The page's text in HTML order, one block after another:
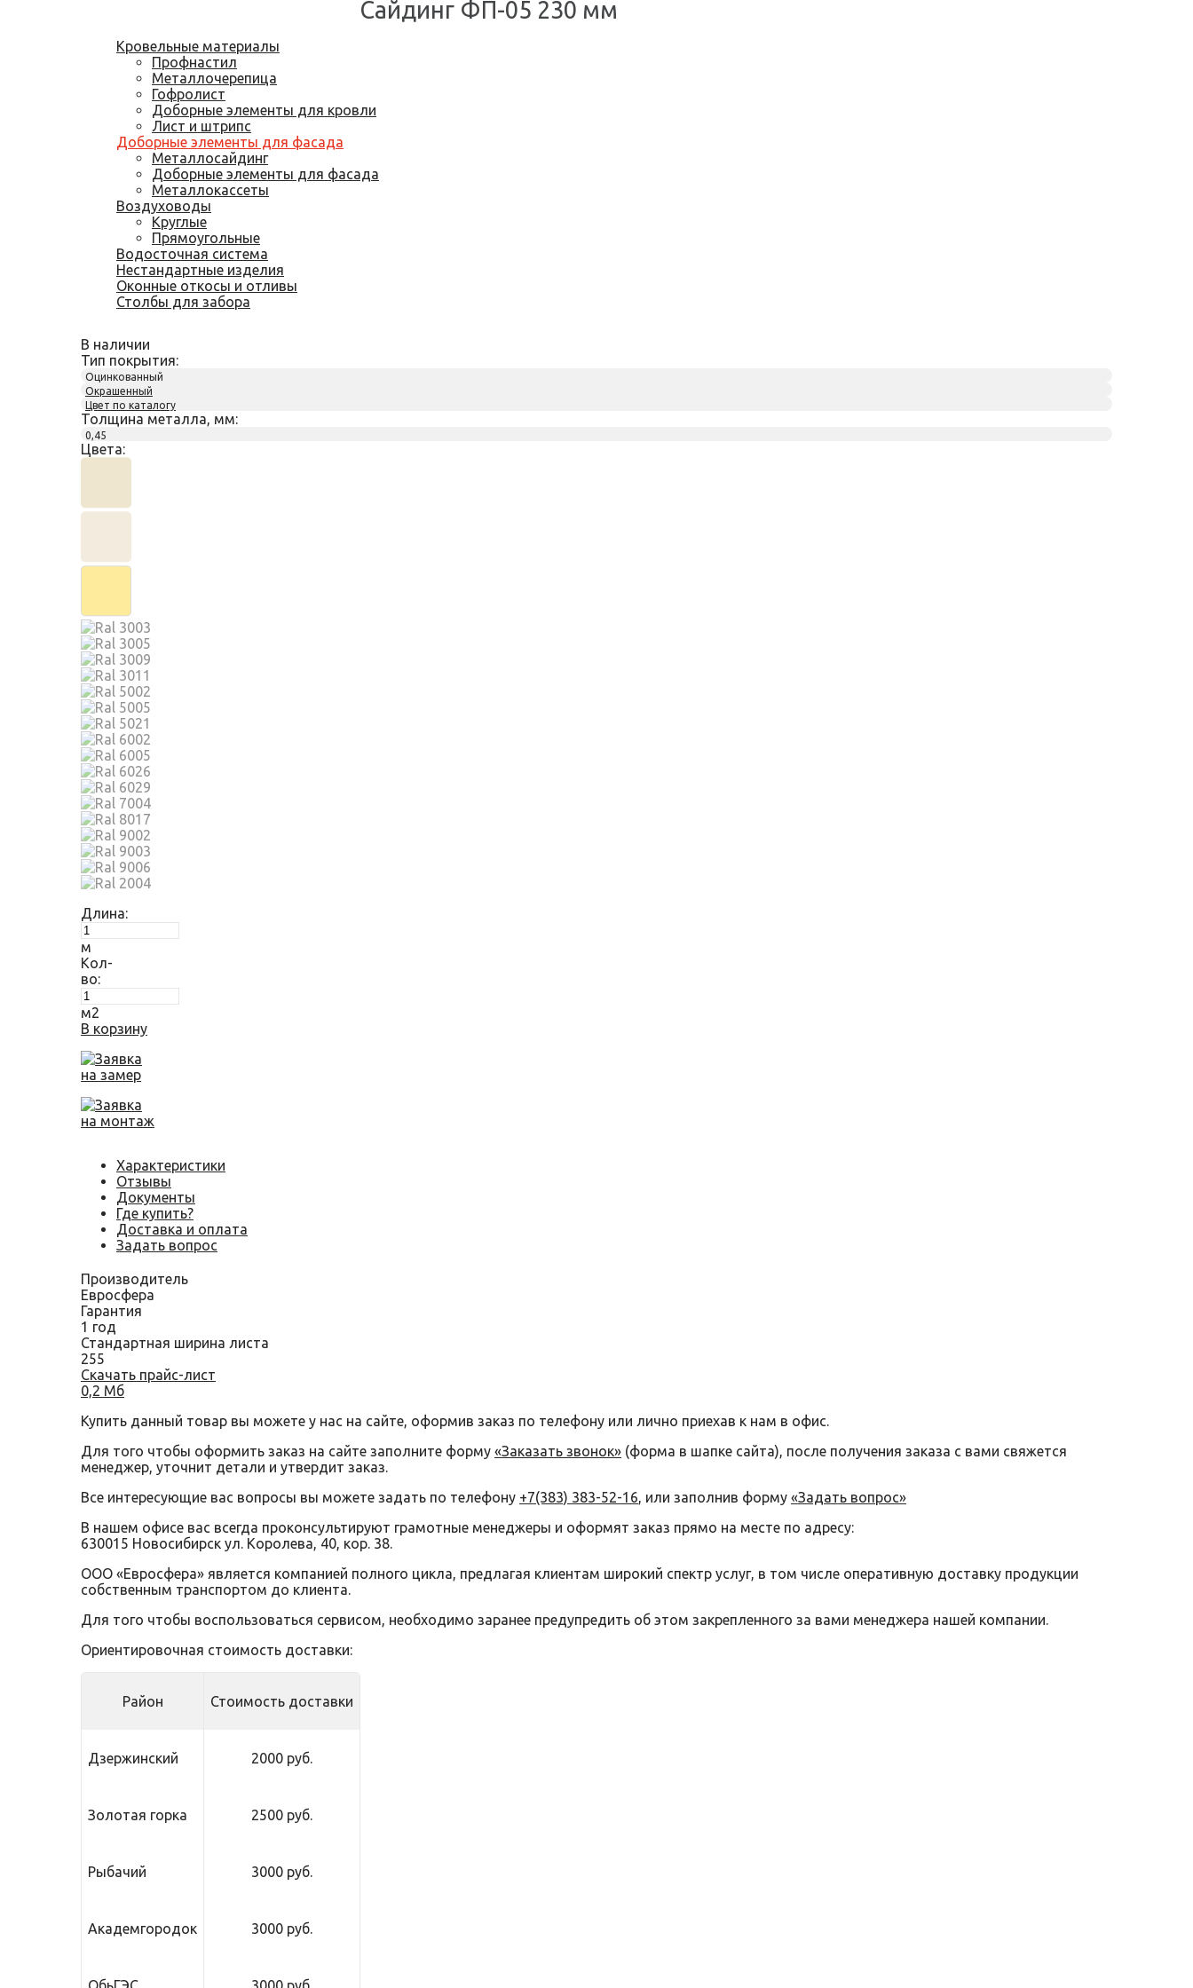
Сайдинг ФП-05 230 мм
Кровельные материалы
Профнастил
Металлочерепица
Гофролист
Доборные элементы для кровли
Лист и штрипс
Доборные элементы для фасада
Металлосайдинг
Доборные элементы для фасада
Металлокассеты
Воздуховоды
Круглые
Прямоугольные
Водосточная система
Нестандартные изделия
Оконные откосы и отливы
Столбы для забора
В наличии
Тип покрытия:
Оцинкованный
Окрашенный
Цвет по каталогу
Толщина металла, мм:
0,45
Цвета:
Длина:
м
Кол-
во:
м2
В корзину
Заявка
на замер
Заявка
на монтаж
Характеристики
Отзывы
Документы
Где купить?
Доставка и оплата
Задать вопрос
Производитель
Евросфера
Гарантия
1 год
Стандартная ширина листа
255
Скачать прайс-лист
0,2 Мб
Купить данный товар вы можете у нас на сайте, оформив заказ по телефону или лично приехав к нам в офис.
Для того чтобы оформить заказ на сайте заполните форму «Заказать звонок» (форма в шапке сайта), после получения заказа с вами свяжется
менеджер, уточнит детали и утвердит заказ.
Все интересующие вас вопросы вы можете задать по телефону +7(383) 383-52-16, или заполнив форму «Задать вопрос»
В нашем офисе вас всегда проконсультируют грамотные менеджеры и оформят заказ прямо на месте по адресу:
630015 Новосибирск ул. Королева, 40, кор. 38.
ООО «Евросфера» является компанией полного цикла, предлагая клиентам широкий спектр услуг, в том числе оперативную доставку продукции
собственным транспортом до клиента.
Для того чтобы воспользоваться сервисом, необходимо заранее предупредить об этом закрепленного за вами менеджера нашей компании.
Ориентировочная стоимость доставки:
Район Стоимость доставки
Дзержинский 2000 руб.
Золотая горка 2500 руб.
Рыбачий 3000 руб.
Академгородок 3000 руб.